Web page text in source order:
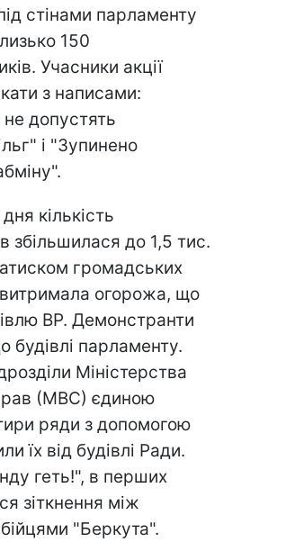
стінами парламенту
150
Учасники акції
з написами:
допустять
і "Зупинено
кількість
збільшилася до 1,5 тис.
громадських
витримала огорожа, що
ВР. Демонстранти
будівлі парламенту.
Міністерства
(МВС) єдиною
ряди з допомогою
їх від будівлі Ради.
геть!", в перших
зіткнення між
бійцями "Беркута".